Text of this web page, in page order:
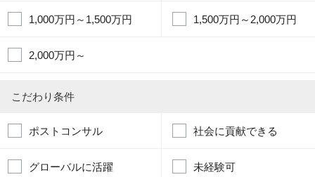
1,000万円～1,500万円 1,500万円～2,000万円
2,000万円～
こだわり条件
ポストコンサル 社会に貢献できる
グローバルに活躍 未経験可